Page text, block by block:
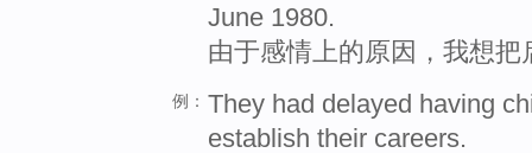
June 1980.
由于感情上的原因，我想
例： They had delayed having
establish their careers.